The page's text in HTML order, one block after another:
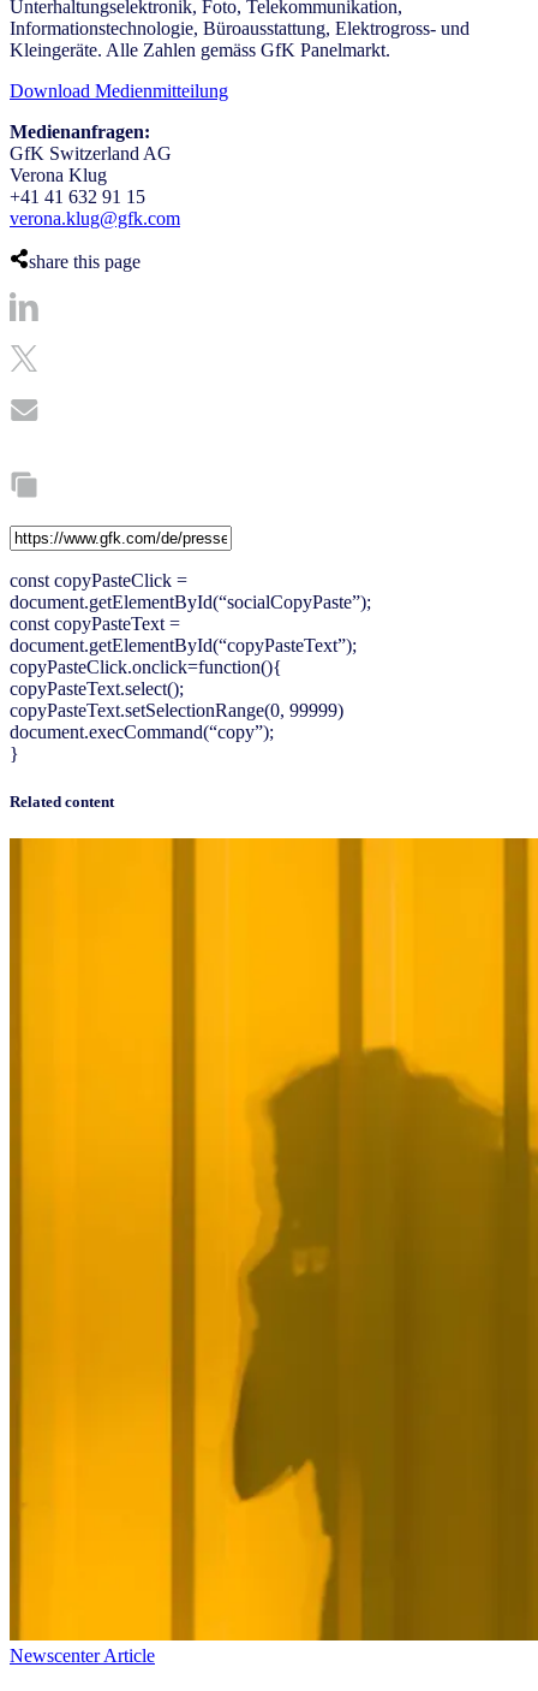
Unterhaltungselektronik, Foto, Telekommunikation,
Informationstechnologie, Büroausstattung, Elektrogross- und
Kleingeräte. Alle Zahlen gemäss GfK Panelmarkt.
Download Medienmitteilung
Medienanfragen:
GfK Switzerland AG
Verona Klug
+41 41 632 91 15
verona.klug@gfk.com
share this page
const copyPasteClick =
document.getElementById(“socialCopyPaste”);
const copyPasteText =
document.getElementById(“copyPasteText”);
copyPasteClick.onclick=function(){
copyPasteText.select();
copyPasteText.setSelectionRange(0, 99999)
document.execCommand(“copy”);
}
Related content
Newscenter Article